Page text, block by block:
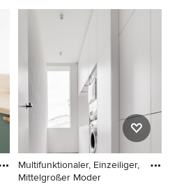
Multifunktionaler, Einzeiliger,
Mittelgroßer Moder